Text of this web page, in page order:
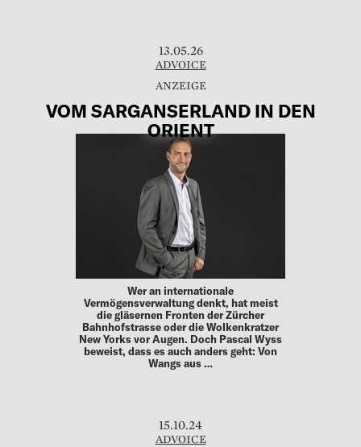
13.05.26
ADVOICE
VOM SARGANSERLAND IN DEN
ORIENT
Wer an internationale
Vermögensverwaltung denkt, hat meist
die gläsernen Fronten der Zürcher
Bahnhofstrasse oder die Wolkenkratzer
New Yorks vor Augen. Doch Pascal Wyss
beweist, dass es auch anders geht: Von
Wangs aus …
15.10.24
ADVOICE